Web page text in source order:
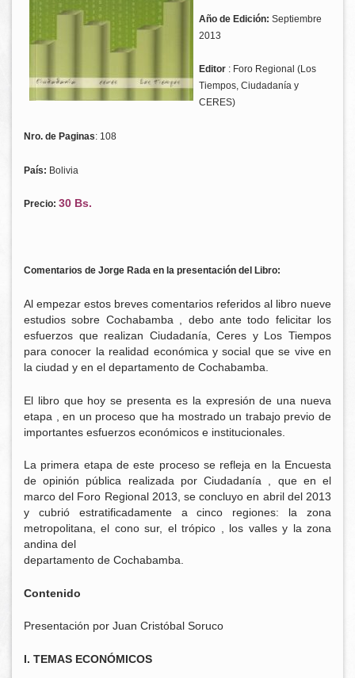
Año de Edición: Septiembre
2013
Editor : Foro Regional (Los
Tiempos, Ciudadanía y
CERES)
Nro. de Paginas: 108
País: Bolivia
Precio: 30 Bs.
Comentarios de Jorge Rada en la presentación del Libro:
Al empezar estos breves comentarios referidos al libro nueve
estudios sobre Cochabamba , debo ante todo felicitar los
esfuerzos que realizan Ciudadanía, Ceres y Los Tiempos
para conocer la realidad económica y social que se vive en
la ciudad y en el departamento de Cochabamba.
El libro que hoy se presenta es la expresión de una nueva
etapa , en un proceso que ha mostrado un trabajo previo de
importantes esfuerzos económicos e institucionales.
La primera etapa de este proceso se refleja en la Encuesta
de opinión pública realizada por Ciudadanía , que en el
marco del Foro Regional 2013, se concluyo en abril del 2013
y cubrió estratificadamente a cinco regiones: la zona
metropolitana, el cono sur, el trópico , los valles y la zona
andina del
departamento de Cochabamba.
Contenido
Presentación por Juan Cristóbal Soruco
I. TEMAS ECONÓMICOS